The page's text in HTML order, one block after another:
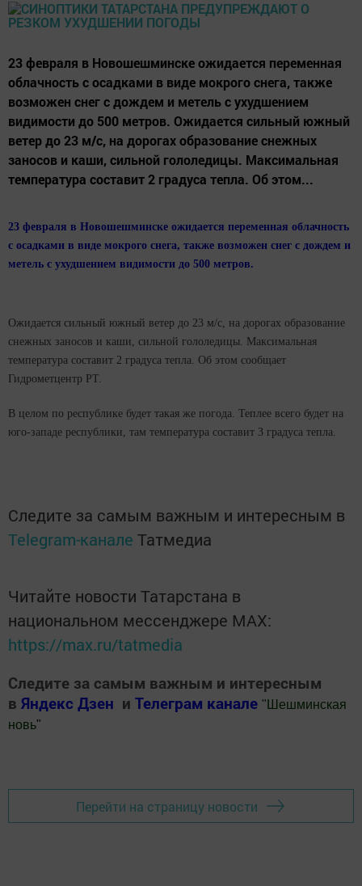
23 февраля в Новошешминске ожидается переменная
облачность с осадками в виде мокрого снега, также
возможен снег с дождем и метель с ухудшением
видимости до 500 метров. Ожидается сильный южный
ветер до 23 м/c, на дорогах образование снежных
заносов и каши, сильной гололедицы. Максимальная
температура составит 2 градуса тепла. Об этом...
23 февраля в Новошешминске ожидается переменная облачность
с осадками в виде мокрого снега, также возможен снег с дождем и
метель с ухудшением видимости до 500 метров.
Ожидается сильный южный ветер до 23 м/c, на дорогах образование
снежных заносов и каши, сильной гололедицы. Максимальная
температура составит 2 градуса тепла. Об этом сообщает
Гидрометцентр РТ.
В целом по республике будет такая же погода. Теплее всего будет на
юго-западе республики, там температура составит 3 градуса тепла.
Следите за самым важным и интересным в
Telegram-канале Татмедиа
Читайте новости Татарстана в
национальном мессенджере MАХ:
https://max.ru/tatmedia
Следите за самым важным и интересным
в Яндекс Дзен и Телеграм канале " Шешминская
новь"
Перейти на страницу новости